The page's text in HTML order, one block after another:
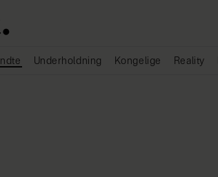
Underholdning Kongelige Reality